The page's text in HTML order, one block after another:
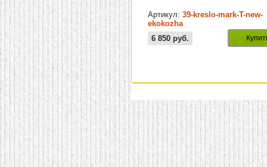
Артикул:39-kreslo-mark-T-new-
ekokozha
6 850 руб.